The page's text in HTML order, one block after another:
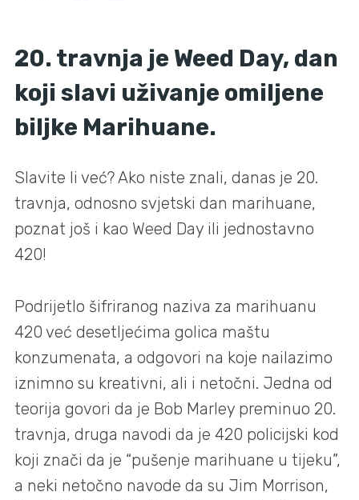
20. travnja je Weed Day, dan
koji slavi uživanje omiljene
biljke Marihuane.
Slavite li već? Ako niste znali, danas je 20.
travnja, odnosno svjetski dan marihuane,
poznat još i kao Weed Day ili jednostavno
420!
Podrijetlo šifriranog naziva za marihuanu
420 već desetljećima golica maštu
konzumenata, a odgovori na koje nailazimo
iznimno su kreativni, ali i netočni. Jedna od
teorija govori da je Bob Marley preminuo 20.
travnja, druga navodi da je 420 policijski kod
koji znači da je “pušenje marihuane u tijeku”,
a neki netočno navode da su Jim Morrison,